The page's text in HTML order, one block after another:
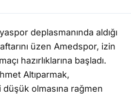
deplasmanında aldığı
üzen Amedspor, izin
çı hazırlıklarına başladı.
Altıparmak,
düşük olmasına rağmen